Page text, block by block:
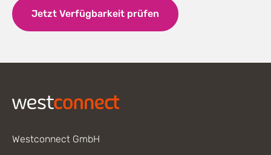
Jetzt Verfügbarkeit prüfen
Westconnect GmbH